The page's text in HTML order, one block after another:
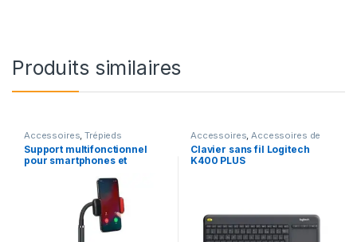
Produits similaires
Accessoires ,Trépieds
Support multifonctionnel
pour smartphones et
Accessoires Accessoires de
PC Equipements de PC
Clavier sans fil Logitech
K400 PLUS